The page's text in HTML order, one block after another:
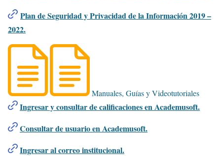
Plan de Seguridad y Privacidad de la Información 2019 –
2022.
Manuales, Guías y Videotutoriales
Ingresar y consultar de calificaciones en Academusoft.
Consultar de usuario en Academusoft.
Ingresar al correo institucional.